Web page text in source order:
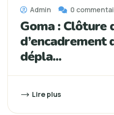
Admin 0
Goma : Clôture
d’encadrement
dépla...
Lire plus